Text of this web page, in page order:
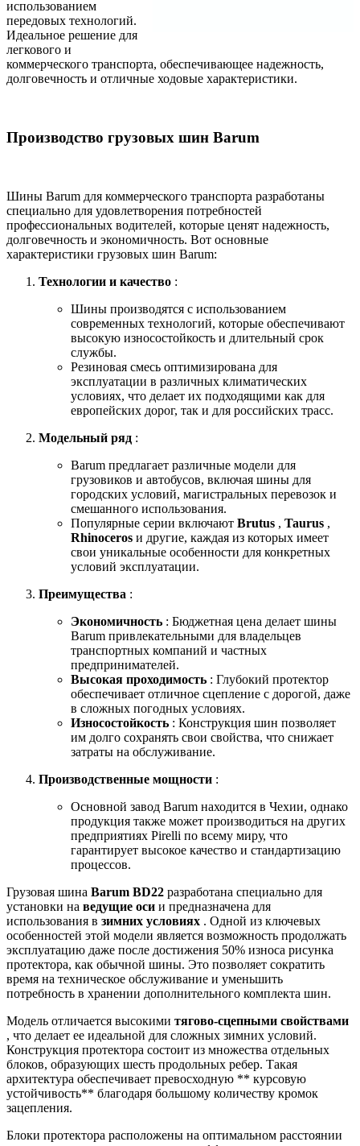
использованием
передовых технологий.
Идеальное решение для
легкового и
коммерческого транспорта, обеспечивающее надежность,
долговечность и отличные ходовые характеристики.
Производство грузовых шин Barum
Шины Barum для коммерческого транспорта разработаны
специально для удовлетворения потребностей
профессиональных водителей, которые ценят надежность,
долговечность и экономичность. Вот основные
характеристики грузовых шин Barum:
Технологии и качество :
Шины производятся с использованием
современных технологий, которые обеспечивают
высокую износостойкость и длительный срок
службы.
Резиновая смесь оптимизирована для
эксплуатации в различных климатических
условиях, что делает их подходящими как для
европейских дорог, так и для российских трасс.
Модельный ряд :
Barum предлагает различные модели для
грузовиков и автобусов, включая шины для
городских условий, магистральных перевозок и
смешанного использования.
Популярные серии включают Brutus , Taurus ,
Rhinoceros и другие, каждая из которых имеет
свои уникальные особенности для конкретных
условий эксплуатации.
Преимущества :
Экономичность : Бюджетная цена делает шины
Barum привлекательными для владельцев
транспортных компаний и частных
предпринимателей.
Высокая проходимость : Глубокий протектор
обеспечивает отличное сцепление с дорогой, даже
в сложных погодных условиях.
Износостойкость : Конструкция шин позволяет
им долго сохранять свои свойства, что снижает
затраты на обслуживание.
Производственные мощности :
Основной завод Barum находится в Чехии, однако
продукция также может производиться на других
предприятиях Pirelli по всему миру, что
гарантирует высокое качество и стандартизацию
процессов.
Грузовая шина Barum BD22 разработана специально для
установки на ведущие оси и предназначена для
использования в зимних условиях . Одной из ключевых
особенностей этой модели является возможность продолжать
эксплуатацию даже после достижения 50% износа рисунка
протектора, как обычной шины. Это позволяет сократить
время на техническое обслуживание и уменьшить
потребность в хранении дополнительного комплекта шин.
Модель отличается высокими тягово-сцепными свойствами
, что делает ее идеальной для сложных зимних условий.
Конструкция протектора состоит из множества отдельных
блоков, образующих шесть продольных ребер. Такая
архитектура обеспечивает превосходную ** курсовую
устойчивость** благодаря большому количеству кромок
зацепления.
Блоки протектора расположены на оптимальном расстоянии